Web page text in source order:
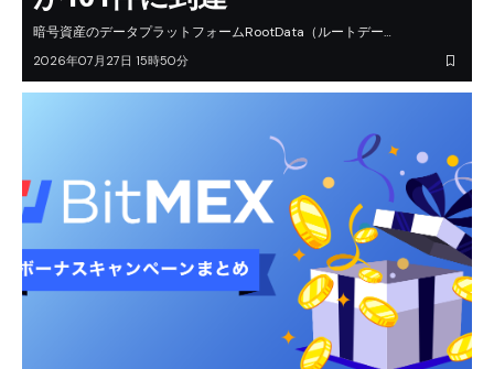
暗号資産のデータプラットフォームRootData（ルートデー…
2026年07月27日 15時50分